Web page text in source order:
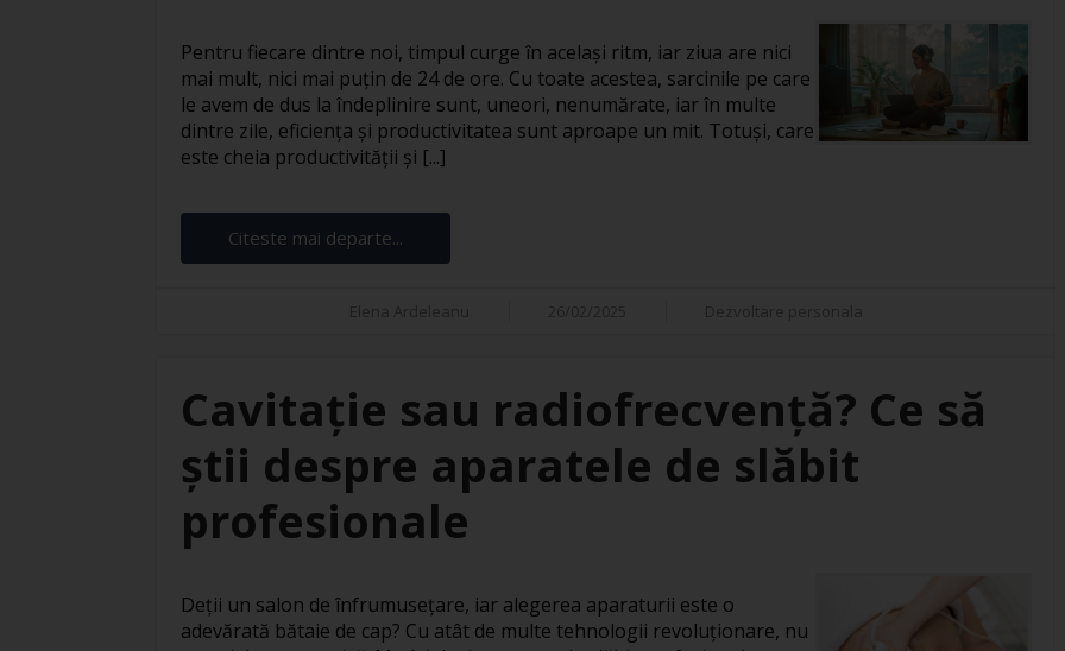
Pentru fiecare dintre noi, timpul curge în același ritm, iar ziua are nici
mai mult, nici mai puțin de 24 de ore. Cu toate acestea, sarcinile pe care
le avem de dus la îndeplinire sunt, uneori, nenumărate, iar în multe
dintre zile, eficiența și productivitatea sunt aproape un mit. Totuși, care
este cheia productivității și [...]
Citeste mai departe...
Cavitație sau radiofrecvență? Ce să
știi despre aparatele de slăbit
profesionale
Deții un salon de înfrumusețare, iar alegerea aparaturii este o
adevărată bătaie de cap? Cu atât de multe tehnologii revoluționare, nu